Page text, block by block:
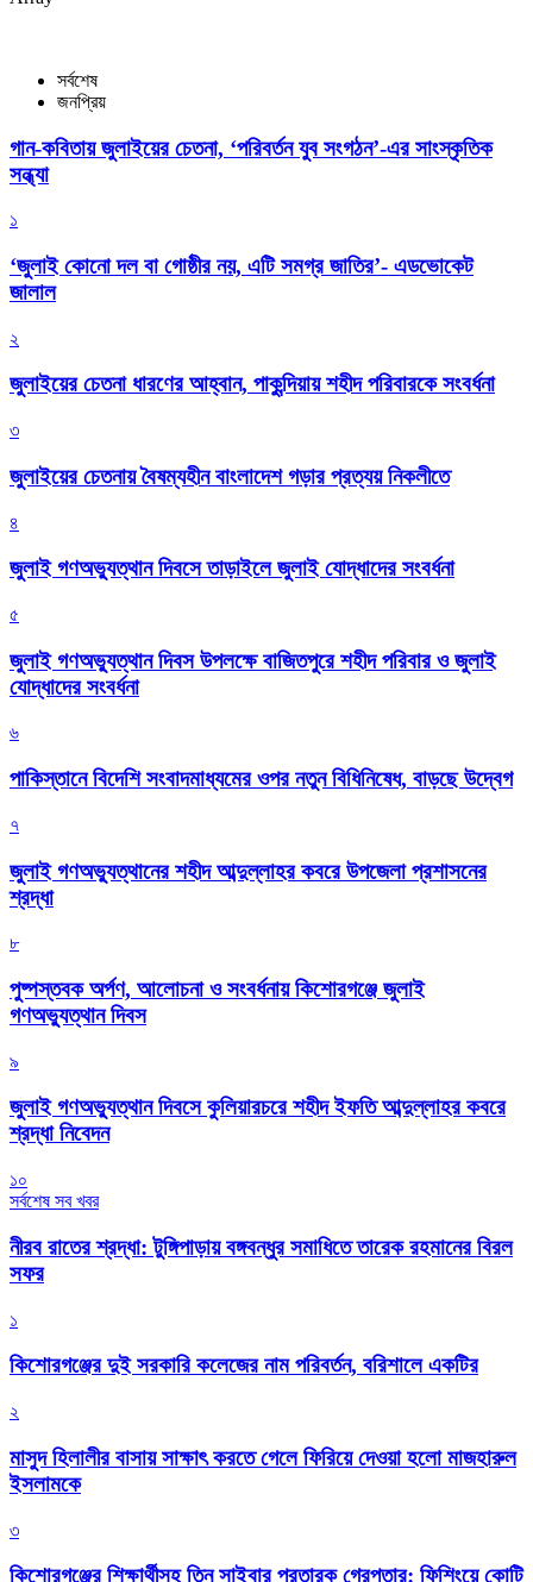
সর্বশেষ
জনপ্রিয়
গান-কবিতায় জুলাইয়ের চেতনা, ‘পরিবর্তন যুব সংগঠন’-এর সাংস্কৃতিক
সন্ধ্যা
১
‘জুলাই কোনো দল বা গোষ্ঠীর নয়, এটি সমগ্র জাতির’- এডভোকেট
জালাল
২
জুলাইয়ের চেতনা ধারণের আহ্বান, পাকুন্দিয়ায় শহীদ পরিবারকে সংবর্ধনা
৩
জুলাইয়ের চেতনায় বৈষম্যহীন বাংলাদেশ গড়ার প্রত্যয় নিকলীতে
৪
জুলাই গণঅভ্যুত্থান দিবসে তাড়াইলে জুলাই যোদ্ধাদের সংবর্ধনা
৫
জুলাই গণঅভ্যুত্থান দিবস উপলক্ষে বাজিতপুরে শহীদ পরিবার ও জুলাই
যোদ্ধাদের সংবর্ধনা
৬
পাকিস্তানে বিদেশি সংবাদমাধ্যমের ওপর নতুন বিধিনিষেধ, বাড়ছে উদ্বেগ
৭
জুলাই গণঅভ্যুত্থানের শহীদ আব্দুল্লাহর কবরে উপজেলা প্রশাসনের
শ্রদ্ধা
৮
পুষ্পস্তবক অর্পণ, আলোচনা ও সংবর্ধনায় কিশোরগঞ্জে জুলাই
গণঅভ্যুত্থান দিবস
৯
জুলাই গণঅভ্যুত্থান দিবসে কুলিয়ারচরে শহীদ ইফতি আব্দুল্লাহর কবরে
শ্রদ্ধা নিবেদন
১০
সর্বশেষ সব খবর
নীরব রাতের শ্রদ্ধা: টুঙ্গিপাড়ায় বঙ্গবন্ধুর সমাধিতে তারেক রহমানের বিরল
সফর
১
কিশোরগঞ্জের দুই সরকারি কলেজের নাম পরিবর্তন, বরিশালে একটির
২
মাসুদ হিলালীর বাসায় সাক্ষাৎ করতে গেলে ফিরিয়ে দেওয়া হলো মাজহারুল
ইসলামকে
৩
কিশোরগঞ্জের শিক্ষার্থীসহ তিন সাইবার প্রতারক গ্রেপ্তার: ফিশিংয়ে কোটি